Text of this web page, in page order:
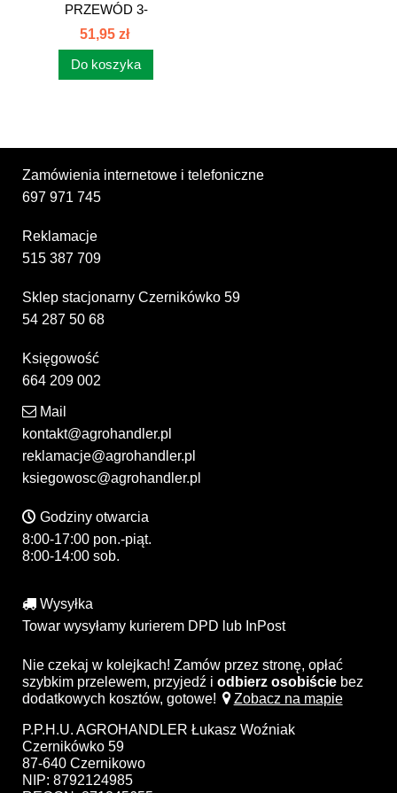
PRZEWÓD 3-
ROZDZ.OBW.ZEW.I
80410090
51,95 zł
Do koszyka
Zamówienia internetowe i telefoniczne
697 971 745
Reklamacje
515 387 709
Sklep stacjonarny Czernikówko 59
54 287 50 68
Księgowość
664 209 002
Mail
kontakt@agrohandler.pl
reklamacje@agrohandler.pl
ksiegowosc@agrohandler.pl
Godziny otwarcia
8:00-17:00 pon.-piąt.
8:00-14:00 sob.
Wysyłka
Towar wysyłamy kurierem DPD lub InPost
Nie czekaj w kolejkach! Zamów przez stronę, opłać
szybkim przelewem, przyjedź i odbierz osobiście bez
dodatkowych kosztów, gotowe!
Zobacz na mapie
P.P.H.U. AGROHANDLER Łukasz Woźniak
Czernikówko 59
87-640 Czernikowo
NIP: 8792124985